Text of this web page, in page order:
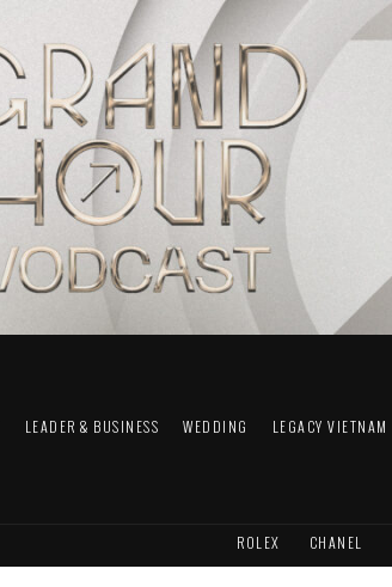
LEADER & BUSINESS WEDDING LEGACY VIETNAM
ROLEX CHANEL